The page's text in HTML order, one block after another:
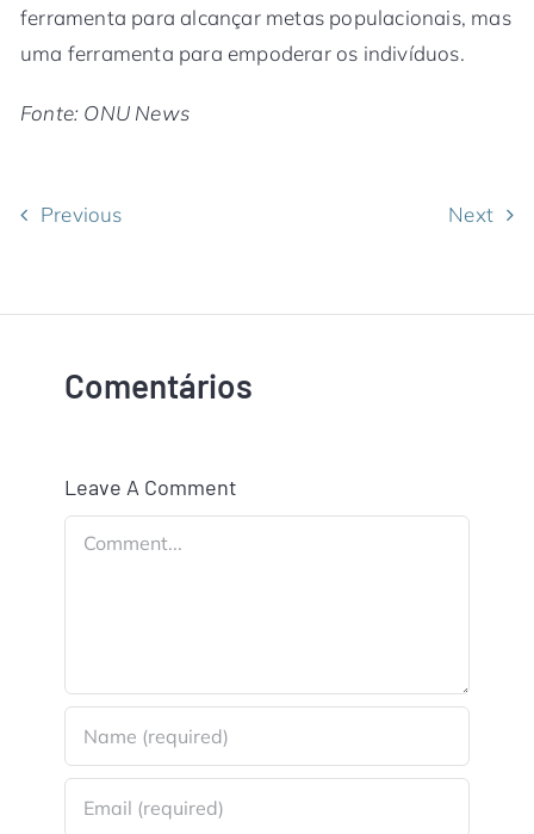
ferramenta para alcançar metas populacionais, mas
uma ferramenta para empoderar os indivíduos.
Fonte: ONU News
Previous Next
Comentários
Leave A Comment
Comment